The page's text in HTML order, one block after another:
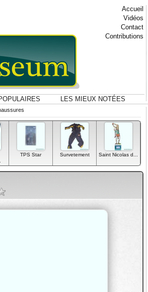
Accueil
Vidéos
Contact
Contributions
LES MIEUX NOTÉES
TPS Star Survetement Saint Nicolas d...